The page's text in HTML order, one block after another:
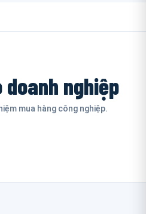
nghiệp
mua hàng công nghiệp.